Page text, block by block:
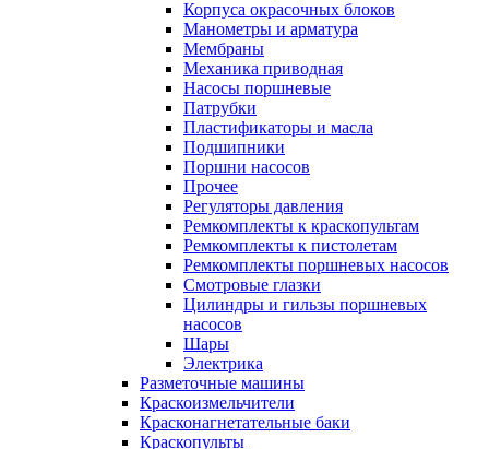
Корпуса окрасочных блоков
Манометры и арматура
Мембраны
Механика приводная
Насосы поршневые
Патрубки
Пластификаторы и масла
Подшипники
Поршни насосов
Прочее
Регуляторы давления
Ремкомплекты к краскопультам
Ремкомплекты к пистолетам
Ремкомплекты поршневых насосов
Смотровые глазки
Цилиндры и гильзы поршневых
насосов
Шары
Электрика
Разметочные машины
Краскоизмельчители
Красконагнетательные баки
Краскопульты